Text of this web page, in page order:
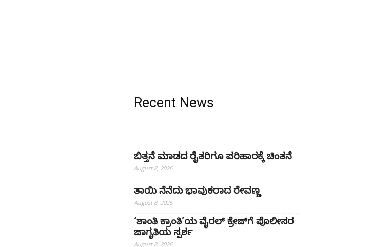
Recent News
ಬಿತ್ತನೆ ಮಾಡದ ರೈತರಿಗೂ ಪರಿಹಾರಕ್ಕೆ ಚಿಂತನೆ
August 8, 2026
ತಾಯಿ ನೆನೆದು ಭಾವುಕರಾದ ರೇವಣ್ಣ
August 8, 2026
‘ಶಾಂತಿ ಕ್ರಾಂತಿ’ಯ ವೈರಲ್ ಕ್ರೇಜ್‌ಗೆ ಪೊಲೀಸರ
ಜಾಗೃತಿಯ ಸ್ಪರ್ಶ
August 8, 2026